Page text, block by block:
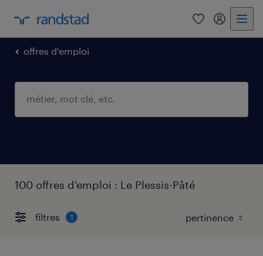
0 mon
offres d'emploi
100 offres d'emploi : Le Plessis-Pâté
filtres 1